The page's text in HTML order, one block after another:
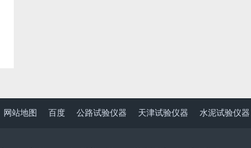
网站地图 百度 公路试验仪器 天津试验仪器 水泥试验仪器